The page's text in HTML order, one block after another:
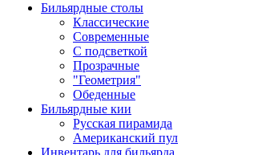
Бильярдные столы
Классические
Современные
С подсветкой
Прозрачные
"Геометрия"
Обеденные
Бильярдные кии
Русская пирамида
Американский пул
Инвентарь для бильярда